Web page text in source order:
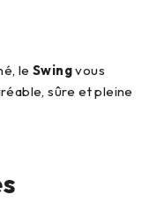
le Swingvous
sûre et pleine